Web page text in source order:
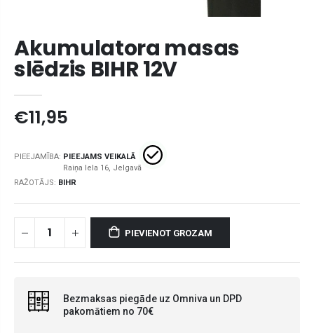
Akumulatora masas
slēdzis BIHR 12V
€11,95
PIEEJAMĪBA: PIEEJAMS VEIKALĀ
RAŽOTĀJS: BIHR
PIEVIENOT GROZAM
Bezmaksas piegāde uz Omniva un DPD
pakomātiem no 70€